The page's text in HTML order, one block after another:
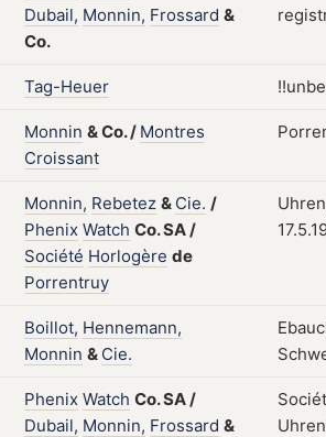
Dubail, Monnin, Frossard &
Co.
Tag-Heuer
Monnin &Co./ Montres
Croissant
Monnin, Rebetez & Cie. /
Phenix Watch Co.SA/
Société Horlogère de
Porrentruy
Boillot, Hennemann,
Monnin & Cie.
Phenix Watch Co.SA/
Dubail, Monnin, Frossard &